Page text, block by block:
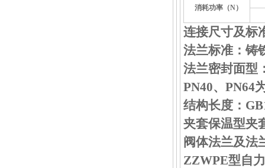
消耗功率（N）
连接尺寸及标
法兰标准：铸
法兰密封面型
PN40、PN64
结构长度：
夹套保温型夹
阀体法兰及法
ZZWPE型自